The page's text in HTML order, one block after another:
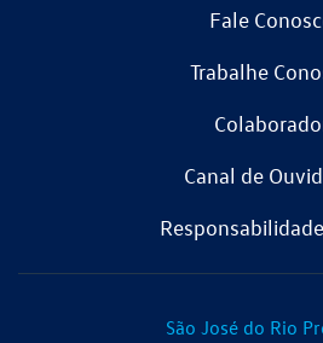
Fale
Trabalhe
Canal de
São José do Rio